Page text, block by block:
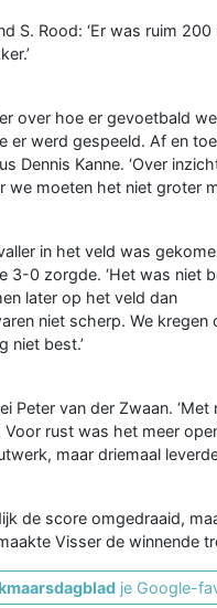
S. Rood: ‘Er was ruim 200
over hoe er gevoetbald
er werd gespeeld. Af en toe
Dennis Kanne. ‘Over
we moeten het niet groter
in het veld was
3-0 zorgde. ‘Het was niet
later op het veld dan
niet scherp. We kregen
niet best.’
Peter van der Zwaan. ‘Met
rust was het meer
maar driemaal
de score omgedraaid,
Visser de winnende
je Google-